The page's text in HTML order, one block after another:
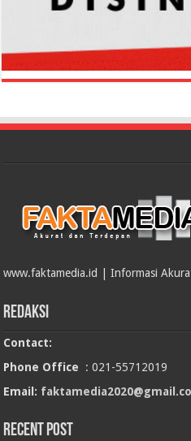
www.faktamedia.id | Informasi
Redaksi
Contact:
Phone Office : 021-55712019
Email:
RECENT POST